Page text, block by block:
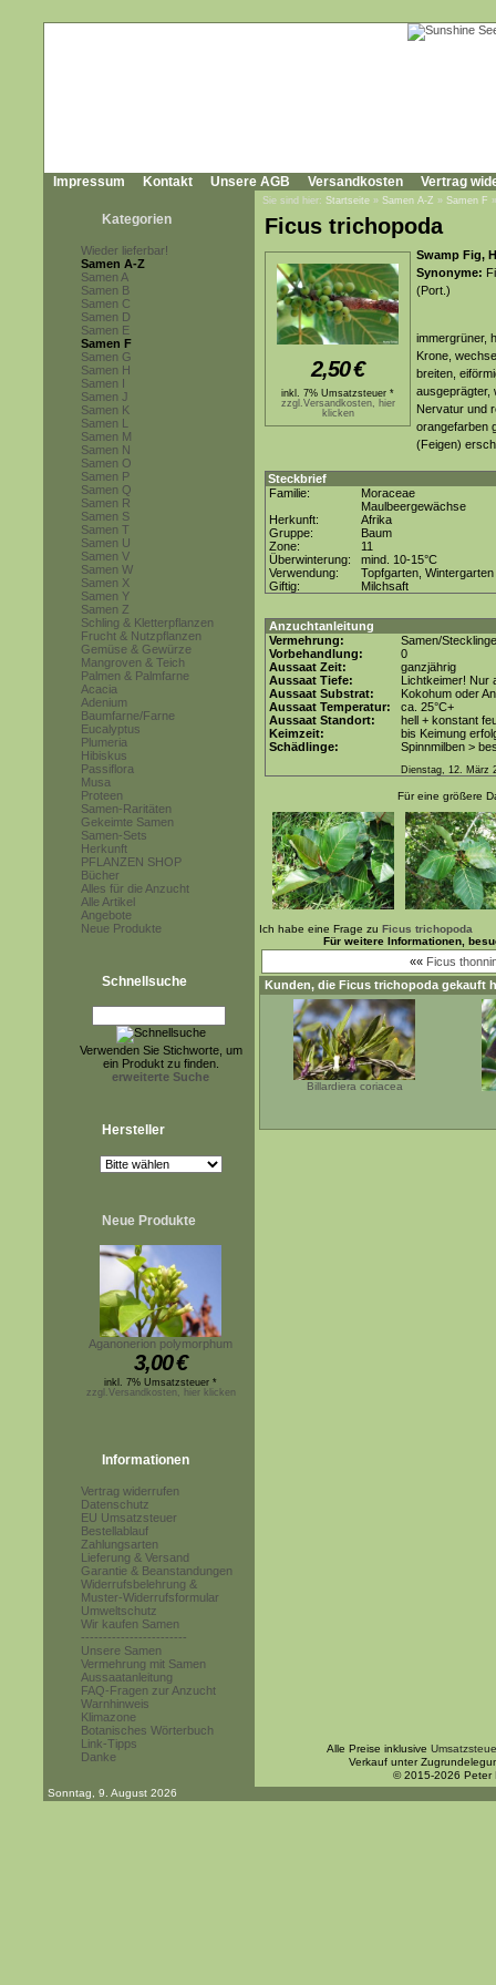
Impressum Kontakt Unsere AGB Versandkosten Vertrag
Kategorien
Wieder lieferbar!
Samen A-Z
Samen A
Samen B
Samen C
Samen D
Samen E
Samen F
Samen G
Samen H
Samen I
Samen J
Samen K
Samen L
Samen M
Samen N
Samen O
Samen P
Samen Q
Samen R
Samen S
Samen T
Samen U
Samen V
Samen W
Samen X
Samen Y
Samen Z
Schling & Kletterpflanzen
Frucht & Nutzpflanzen
Gemüse & Gewürze
Mangroven & Teich
Palmen & Palmfarne
Acacia
Adenium
Baumfarne/Farne
Eucalyptus
Plumeria
Hibiskus
Passiflora
Musa
Proteen
Samen-Raritäten
Gekeimte Samen
Samen-Sets
Herkunft
PFLANZEN SHOP
Bücher
Alles für die Anzucht
Alle Artikel
Angebote
Neue Produkte
Schnellsuche
Verwenden Sie Stichworte, um
ein Produkt zu finden.
erweiterte Suche
Hersteller
Neue Produkte
Aganonerion polymorphum
3,00€
inkl. 7% Umsatzsteuer *
zzgl.Versandkosten, hier klicken
Informationen
Vertrag widerrufen
Datenschutz
EU Umsatzsteuer
Bestellablauf
Zahlungsarten
Lieferung & Versand
Garantie & Beanstandungen
Widerrufsbelehrung &
Muster-Widerrufsformular
Umweltschutz
Wir kaufen Samen
------------------------
Unsere Samen
Vermehrung mit Samen
Aussaatanleitung
FAQ-Fragen zur Anzucht
Warnhinweis
Klimazone
Botanisches Wörterbuch
Link-Tipps
Danke
Sie sind hier: Startseite » Samen A-Z » Samen F
Ficus trichopoda
2,50€
inkl. 7% Umsatzsteuer *
zzgl.Versandkosten, hier
klicken
Swamp Fig,
Synonyme:
(Port.)
immergrüner,
Krone,
breiten,
ausgeprägter,
Nervatur und
orangefarben
(Feigen)
Steckbrief
Familie:
Moraceae
Maulbeergewächse
Herkunft:
Afrika
Gruppe:
Baum
Zone:
11
Überwinterung:
mind. 10-15°C
Verwendung:
Topfgarten, Wintergarten
Giftig:
Milchsaft
Anzuchtanleitung
Vermehrung:
Samen/Stecklinge
Vorbehandlung:
0
Aussaat Zeit:
ganzjährig
Aussaat Tiefe:
Lichtkeimer! Nur
Aussaat Substrat:
Kokohum oder
Aussaat Temperatur:
ca. 25°C+
Aussaat Standort:
hell + konstant
Keimzeit:
bis Keimung
Schädlinge:
Spinnmilben >
Dienstag, 12. März
Für eine größere
Ich habe eine Frage zu Ficus trichopoda
Für weitere Informationen,
«« Ficus
Kunden, die Ficus trichopoda gekauft
Billardiera coriacea
Alle Preise inklusive
Verkauf unter
© 2015-2026 Peter
Sonntag, 9. August 2026